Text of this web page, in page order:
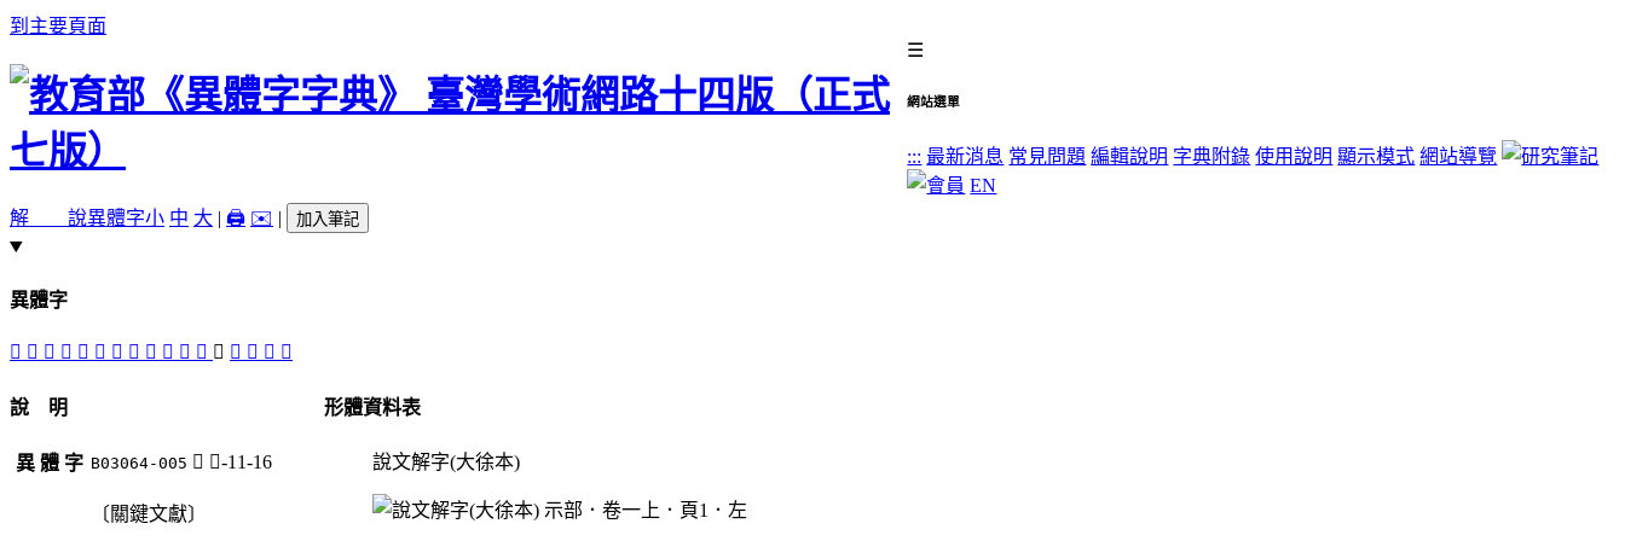
到主要頁面
☰
網站選單
::: 最新消息 常見問題 編輯說明 字典附錄 使用說明 顯示模式 網站導覽
EN
解 說異體字小 中 大 | 🖨️ ✉️ | 加入筆記
異體字
𠖦 󸌍 𡫚 󸌏 𡫻 㮒 䄄 󸌋 󸌈 󸌊 󸌌 𥛛 𥛡 󸌎 𥛿 󸌉 󸌐
說 明
異 體 字 B03064-005 𥛡 示-11-16
〔關鍵文獻〕
形體資料表
說文解字(大徐本)